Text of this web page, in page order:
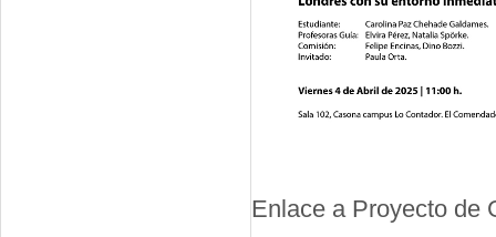
Enlace a Proyecto de